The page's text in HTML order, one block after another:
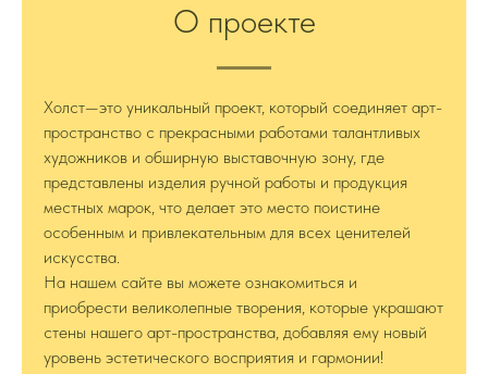
О проекте
Холст—это уникальный проект, который соединяет арт-
пространство с прекрасными работами талантливых
художников и обширную выставочную зону, где
представлены изделия ручной работы и продукция
местных марок, что делает это место поистине
особенным и привлекательным для всех ценителей
искусства.
На нашем сайте вы можете ознакомиться и
приобрести великолепные творения, которые украшают
стены нашего арт-пространства, добавляя ему новый
уровень эстетического восприятия и гармонии!